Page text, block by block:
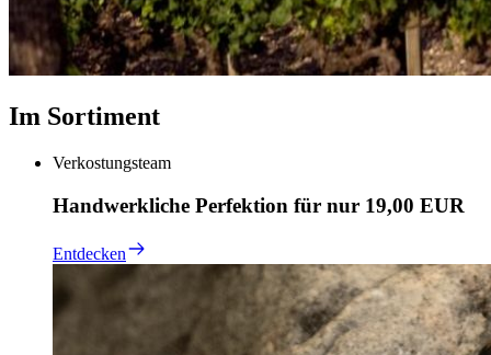
Im Sortiment
Verkostungsteam
Handwerkliche Perfektion für nur 19,00 EUR
Entdecken